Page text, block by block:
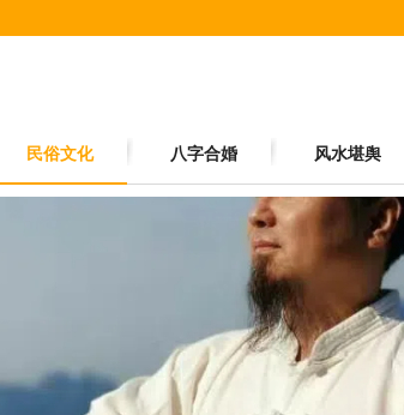
民俗文化 八字合婚 风水堪舆